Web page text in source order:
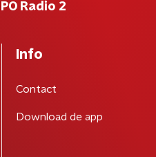
Radio 2
Info
Contact
Download de app